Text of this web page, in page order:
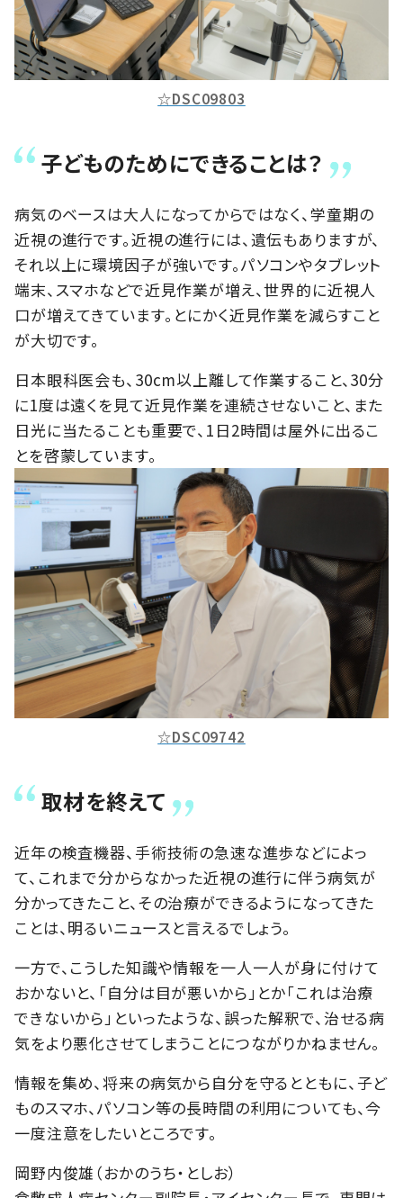
☆DSC09803
子どものためにできることは？
病気のベースは大人になってからではなく、学童期の
近視の進行です。近視の進行には、遺伝もありますが、
それ以上に環境因子が強いです。パソコンやタブレット
端末、スマホなどで近見作業が増え、世界的に近視人
口が増えてきています。とにかく近見作業を減らすこと
が大切です。
日本眼科医会も、30cm以上離して作業すること、30分
に1度は遠くを見て近見作業を連続させないこと、また
日光に当たることも重要で、1日2時間は屋外に出るこ
とを啓蒙しています。
☆DSC09742
取材を終えて
近年の検査機器、手術技術の急速な進歩などによっ
て、これまで分からなかった近視の進行に伴う病気が
分かってきたこと、その治療ができるようになってきた
ことは、明るいニュースと言えるでしょう。
一方で、こうした知識や情報を一人一人が身に付けて
おかないと、「自分は目が悪いから」とか「これは治療
できないから」といったような、誤った解釈で、治せる病
気をより悪化させてしまうことにつながりかねません。
情報を集め、将来の病気から自分を守るとともに、子ど
ものスマホ、パソコン等の長時間の利用についても、今
一度注意をしたいところです。
岡野内俊雄（おかのうち・としお）